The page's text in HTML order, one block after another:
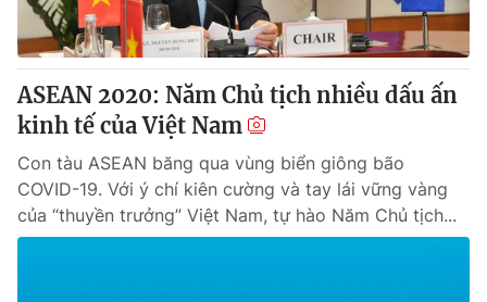
VTV4 Vươn mình bằng AI
VTV9 VTV8
Liên hệ tòa soạn English
ASEAN 2020: Năm Chủ tịch nhiều dấu ấn
kinh tế của Việt Nam
Con tàu ASEAN băng qua vùng biển giông bão
COVID-19. Với ý chí kiên cường và tay lái vững vàng
của “thuyền trưởng” Việt Nam, tự hào Năm Chủ tịch...